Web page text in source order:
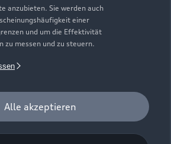
anzubieten. Sie werden auch
einer
und um die Effektivität
zu messen und zu steuern.
Alle akzeptieren